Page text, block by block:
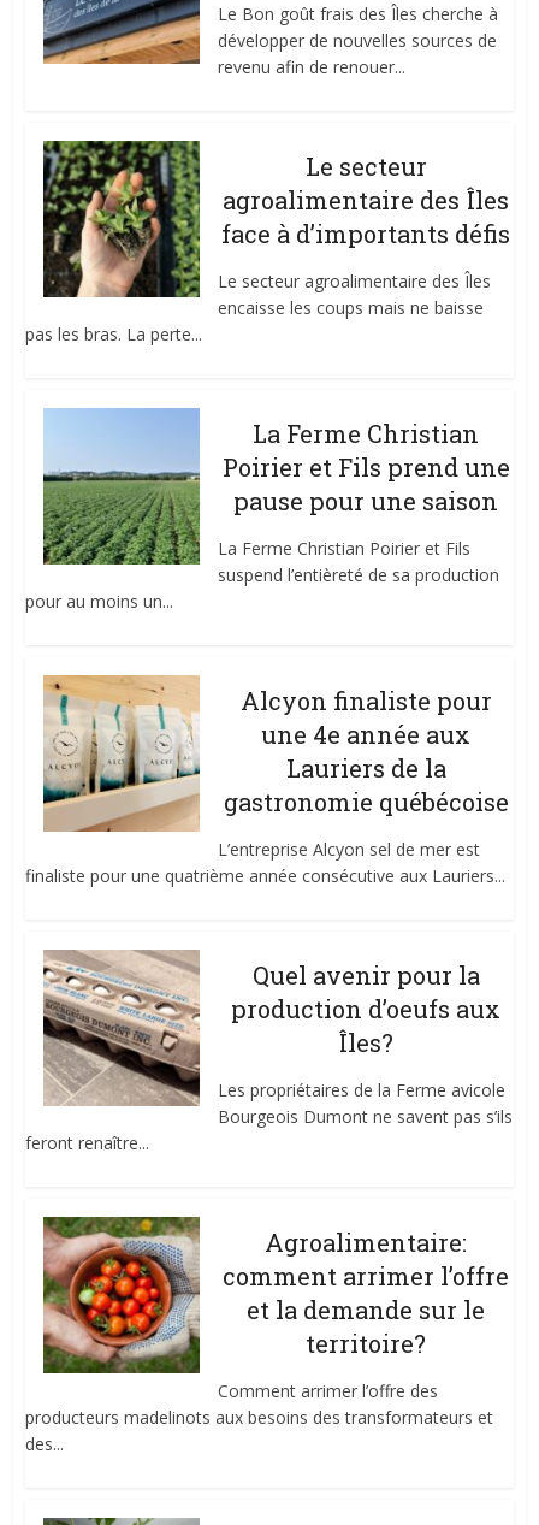
Le Bon goût frais des Îles cherche à
développer de nouvelles sources de
revenu afin de renouer...
Le secteur
agroalimentaire des Îles
face à d’importants défis
Le secteur agroalimentaire des Îles
encaisse les coups mais ne baisse
pas les bras. La perte...
La Ferme Christian
Poirier et Fils prend une
pause pour une saison
La Ferme Christian Poirier et Fils
suspend l’entièreté de sa production
pour au moins un...
Alcyon finaliste pour
une 4e année aux
Lauriers de la
gastronomie québécoise
L’entreprise Alcyon sel de mer est
finaliste pour une quatrième année consécutive aux Lauriers...
Quel avenir pour la
production d’oeufs aux
Îles?
Les propriétaires de la Ferme avicole
Bourgeois Dumont ne savent pas s’ils
feront renaître...
Agroalimentaire:
comment arrimer l’offre
et la demande sur le
territoire?
Comment arrimer l’offre des
producteurs madelinots aux besoins des transformateurs et
des...